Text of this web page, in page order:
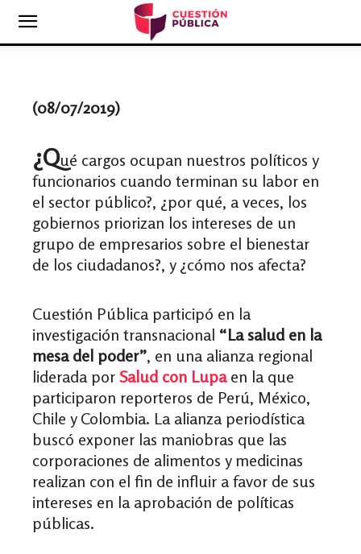
(08/07/2019)
¿Qué cargos ocupan nuestros políticos y
funcionarios cuando terminan su labor en
el sector público?, ¿por qué, a veces, los
gobiernos priorizan los intereses de un
grupo de empresarios sobre el bienestar
de los ciudadanos?, y ¿cómo nos afecta?
Cuestión Pública participó en la
investigación transnacional “La salud en la
mesa del poder”, en una alianza regional
liderada por Salud con Lupaen la que
participaron reporteros de Perú, México,
Chile y Colombia. La alianza periodística
buscó exponer las maniobras que las
corporaciones de alimentos y medicinas
realizan con el fin de influir a favor de sus
intereses en la aprobación de políticas
públicas.